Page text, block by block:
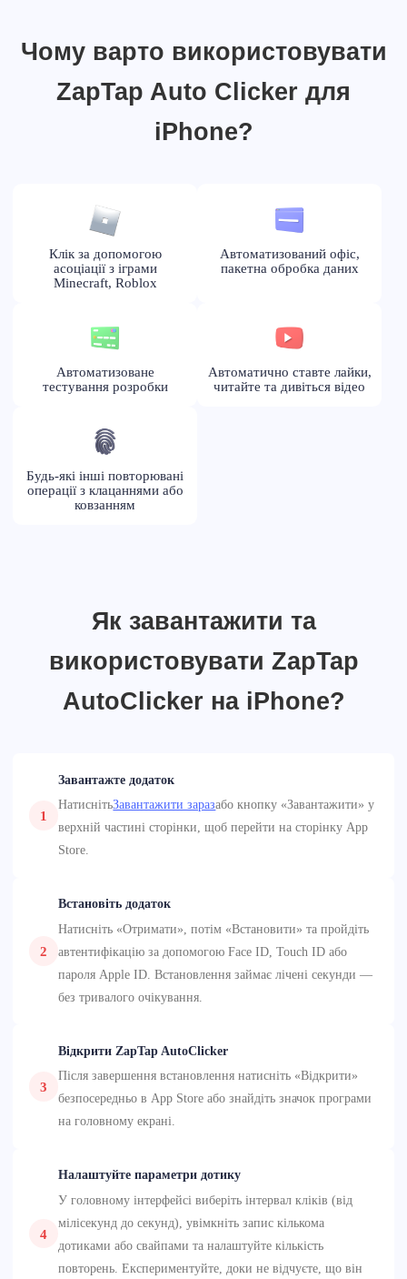
Чому варто використовувати
ZapTap Auto Clicker для
iPhone?
Клік за допомогою
асоціації з іграми
Minecraft, Roblox
Автоматизований офіс,
пакетна обробка даних
Автоматизоване
тестування розробки
Автоматично ставте лайки,
читайте та дивіться відео
Будь-які інші повторювані
операції з клацаннями або
ковзанням
Як завантажити та
використовувати ZapTap
AutoClicker на iPhone?
1
Завантажте додаток
НатиснітьЗавантажити заразабо кнопку «Завантажити» у
верхній частині сторінки, щоб перейти на сторінку App
Store.
2
Встановіть додаток
Натисніть «Отримати», потім «Встановити» та пройдіть
автентифікацію за допомогою Face ID, Touch ID або
пароля Apple ID. Встановлення займає лічені секунди —
без тривалого очікування.
3
Відкрити ZapTap AutoClicker
Після завершення встановлення натисніть «Відкрити»
безпосередньо в App Store або знайдіть значок програми
на головному екрані.
4
Налаштуйте параметри дотику
У головному інтерфейсі виберіть інтервал кліків (від
мілісекунд до секунд), увімкніть запис кількома
дотиками або свайпами та налаштуйте кількість
повторень. Експериментуйте, доки не відчуєте, що він